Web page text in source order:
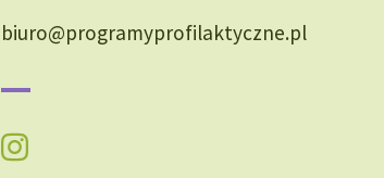
biuro@programyprofilaktyczne.pl